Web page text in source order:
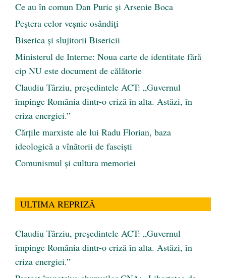
Ce au în comun Dan Puric şi Arsenie Boca
Peştera celor veşnic osândiţi
Biserica și slujitorii Bisericii
Ministerul de Interne: Noua carte de identitate fără
cip NU este document de călătorie
Claudiu Târziu, președintele ACT: „Guvernul
împinge România dintr-o criză în alta. Astăzi, în
criza energiei.”
Cărţile marxiste ale lui Radu Florian, baza
ideologică a vînătorii de fascişti
Comunismul şi cultura memoriei
ULTIMA REPRIZĂ
Claudiu Târziu, președintele ACT: „Guvernul
împinge România dintr-o criză în alta. Astăzi, în
criza energiei.”